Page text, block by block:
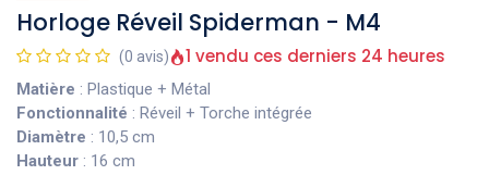
Horloge Réveil Spiderman - M4
(0 avis) 1 vendu ces derniers 24 heures
Matière : Plastique + Métal
Fonctionnalité : Réveil + Torche intégrée
Diamètre : 10,5 cm
Hauteur : 16 cm